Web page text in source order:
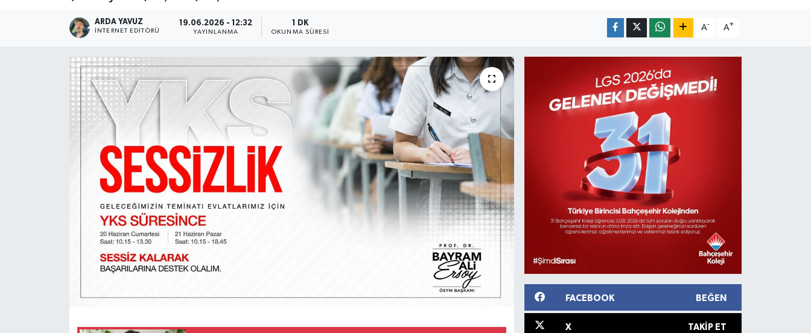
ARDA YAVUZ
İNTERNET EDITÖRÜ
19.06.2026 - 12:32
YAYINLANMA
1 DK
OKUNMA SÜRESI
A- A+
FACEBOOK BEĞEN
X TAKIP ET
İLÇELERİMİZ
RESMİ İLAN